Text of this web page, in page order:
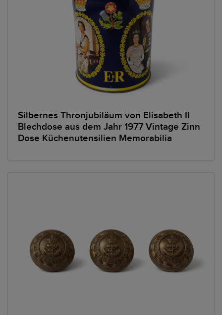
Silbernes Thronjubiläum von Elisabeth II
Blechdose aus dem Jahr 1977 Vintage Zinn
Dose Küchenutensilien Memorabilia